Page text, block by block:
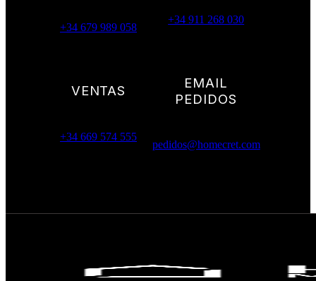
+34 679 989 058
+34 911 268 030
VENTAS
+34 669 574 555
EMAIL
PEDIDOS
pedidos@homecret.com